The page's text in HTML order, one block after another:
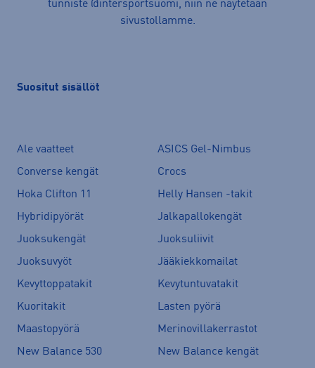
tunniste @intersportsuomi, niin ne näytetään
sivustollamme.
Suositut sisällöt
Ale vaatteet
ASICS Gel-Nimbus
Converse kengät
Crocs
Hoka Clifton 11
Helly Hansen -takit
Hybridipyörät
Jalkapallokengät
Juoksukengät
Juoksuliivit
Juoksuvyöt
Jääkiekkomailat
Kevyttoppatakit
Kevytuntuvatakit
Kuoritakit
Lasten pyörä
Maastopyörä
Merinovillakerrastot
New Balance 530
New Balance kengät